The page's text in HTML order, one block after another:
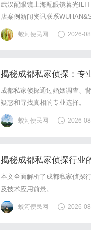
武汉配眼镜上海配眼镜暮光
店案例新闻资讯联系
写字楼眼镜店直营品牌，现于
基础，全场镜片40%-60%优惠
蛟河便民网 2026-
揭秘成都私家侦探：专
成都私家侦探通过婚姻调查、
疑惑和寻找真相的专业选择。
蛟河便民网 2026-
揭秘成都私家侦探行业
本文全面解析了成都私家侦探
及技术应用前景。
蛟河便民网 2026-